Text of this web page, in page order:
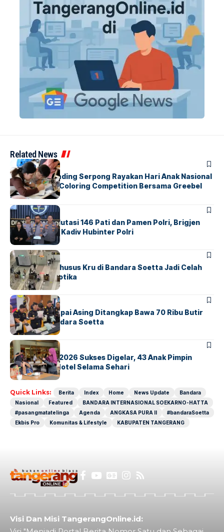
Related News
BERITAINDEX
Atria Hotel Gading Serpong Rayakan Hari Anak Nasional
Lewat Family Coloring Competition Bersama Greebel
Indonesia
BERITA
Mabes Polri Mutasi 146 Pati dan Pamen Polri, Brigjen
Untung Jabat Kadiv Hubinter Polri
BANDARABERITA
Ketika Jalur Khusus Kru di Bandara Soetta Jadi Celah
Sindikat Narkotika
BANDARA BERITA
Kopilot Maskapai Asing Ditangkap Bawa 70 Ribu Butir
Ekstasi di Bandara Soetta
BERITAINDEX
GM For A Day 2026 Sukses Digelar, 43 Anak Pimpin
Operasional Hotel Selama Sehari
Quick Links: Berita Index Home News Update
Bandara
Nasional
Featured
BANDARA INTERNASIONAL SOEKARNO-HATTA
#pasangmatatelinga
Agenda ANGKASA PURA II
#bandaraSoetta
Ekbis Pro
Komunitas & Lifestyle KABUPATEN TANGERANG
Visi Dan Misi TangerangOnline.id: